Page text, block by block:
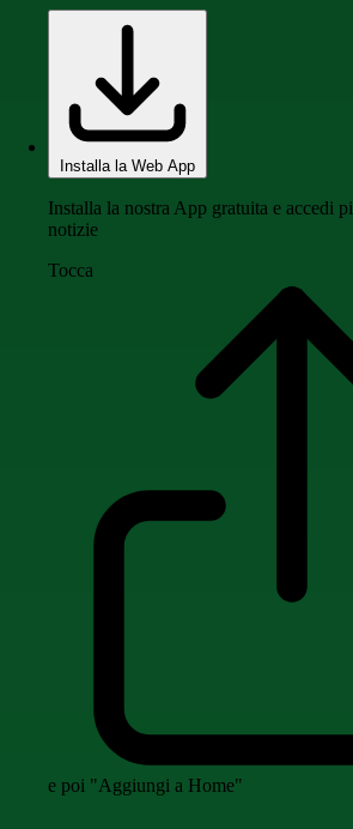
Installa la Web App
Installa la nostra App gratuita e accedi
notizie
Tocca
e poi "Aggiungi a Home"